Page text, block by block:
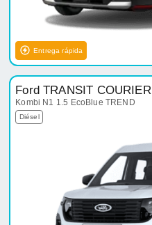
Entrega rápida
Ford TRANSIT COURIER
Kombi N1 1.5 EcoBlue TREND
Diésel